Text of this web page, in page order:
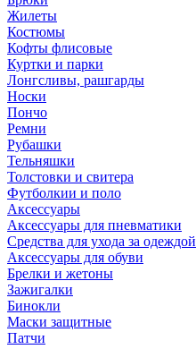
Жилеты
Костюмы
Кофты флисовые
Куртки и парки
Лонгсливы, рашгарды
Носки
Пончо
Ремни
Рубашки
Тельняшки
Толстовки и свитера
Футболкии и поло
Аксессуары
Аксессуары для пневматики
Средства для ухода за одеждой
Аксессуары для обуви
Брелки и жетоны
Зажигалки
Бинокли
Маски защитные
Патчи